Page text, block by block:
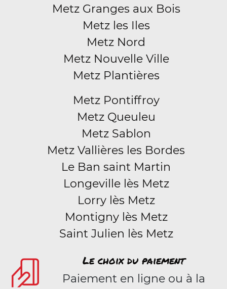
Metz Granges aux Bois
Metz les Iles
Metz Nord
Metz Nouvelle Ville
Metz Plantières
Metz Pontiffroy
Metz Queuleu
Metz Sablon
Metz Vallières les Bordes
Le Ban saint Martin
Longeville lès Metz
Lorry lès Metz
Montigny lès Metz
Saint Julien lès Metz
Le choix du paiement
Paiement en ligne ou à la